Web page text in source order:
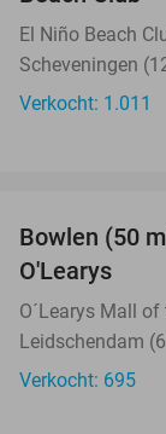
El Niño Beach
Scheveningen
Verkocht: 1.011
Bowlen (50
O'Learys
O´Learys Mall
Leidschendam
Verkocht: 695